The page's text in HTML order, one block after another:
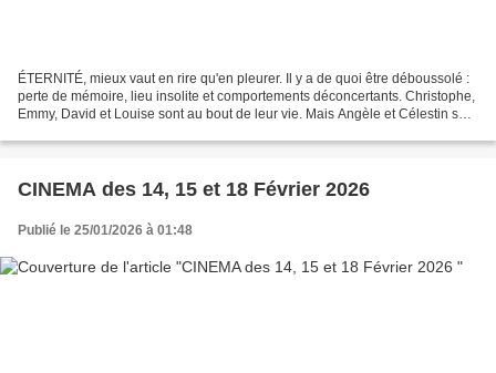
ÉTERNITÉ, mieux vaut en rire qu'en pleurer. Il y a de quoi être déboussolé :
perte de mémoire, lieu insolite et comportements déconcertants. Christophe,
Emmy, David et Louise sont au bout de leur vie. Mais Angèle et Célestin sont
CINEMA des 14, 15 et 18 Février 2026
Publié le 25/01/2026 à 01:48